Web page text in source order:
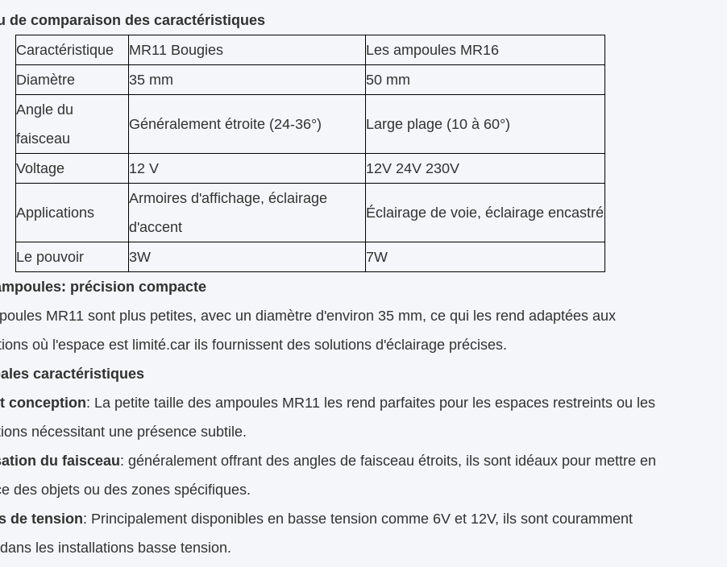
de comparaison des caractéristiques
Caractéristique
MR11 Bougies
Les ampoules MR16
Diamètre
35 mm
50 mm
Angle du
faisceau
Généralement étroite (24-36°) Large plage (10 à 60°)
Voltage 12 V 12V 24V 230V
Applications
Armoires d'affichage, éclairage
d'accent
Éclairage de voie, éclairage encastré
Le pouvoir 3W
7W
précision compacte
MR11 sont plus petites, avec un diamètre d'environ 35 mm, ce qui les rend adaptées aux
où l'espace est limité.car ils fournissent des solutions d'éclairage précises.
caractéristiques
conception: La petite taille des ampoules MR11 les rend parfaites pour les espaces restreints ou les
nécessitant une présence subtile.
du faisceau: généralement offrant des angles de faisceau étroits, ils sont idéaux pour mettre en
des objets ou des zones spécifiques.
de tension: Principalement disponibles en basse tension comme 6V et 12V, ils sont couramment
les installations basse tension.